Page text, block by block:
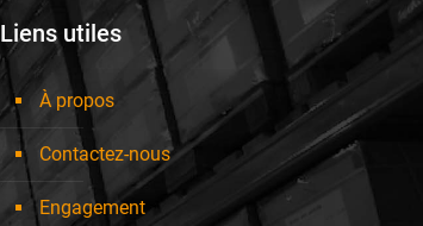
Liens utiles
À propos
Contactez-nous
Engagement